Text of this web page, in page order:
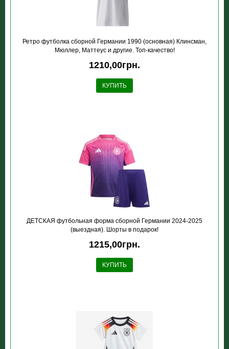
Ретро футболка сборной Германии 1990 (основная) Клинсман,
Мюллер, Маттеус и другие. Топ-качество!
1210,00грн.
КУПИТЬ
ДЕТСКАЯ футбольная форма сборной Германии 2024-2025
(выездная). Шорты в подарок!
1215,00грн.
КУПИТЬ